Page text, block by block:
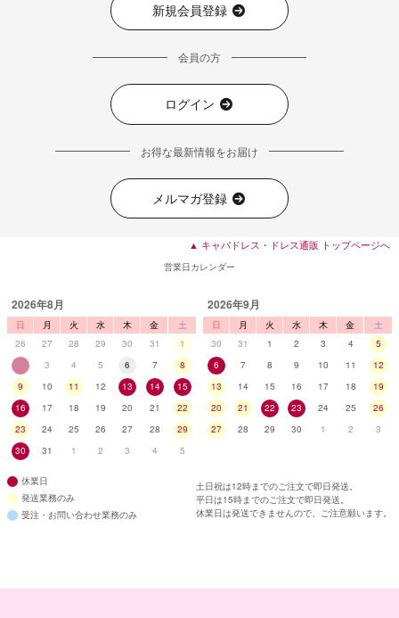
新規会員登録
会員の方
ログイン
お得な最新情報をお届け
メルマガ登録
▲ キャバドレス・ドレス通販 トップページへ
営業日カレンダー
2026年8月
日 月 火 水 木 金
土
26
27 28 29 30 31
1
2
3 4 5 6 7
8
9
10 11 12 13 14
15
16
17 18 19 20 21
22
23
24 25 26 27 28
29
30
31 1 2 3 4 5
2026年9月
日 月 火 水 木 金
土
30
31 1 2 3 4
5
6
7 8 9 10 11
12
13
14 15 16 17 18
19
20
21 22 23 24 25
26
27
28 29 30 1 2 3
休業日
発送業務のみ
受注・お問い合わせ業務のみ
土日祝は12時までのご注文で即日発送。
平日は15時までのご注文で即日発送。
休業日は発送できませんので、ご注意願います。